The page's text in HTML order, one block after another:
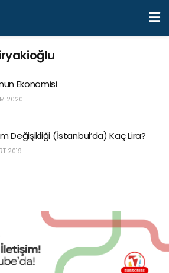
Ekonomisi
2020
Değişikliği (İstanbul’da) Kaç Lira?
2019